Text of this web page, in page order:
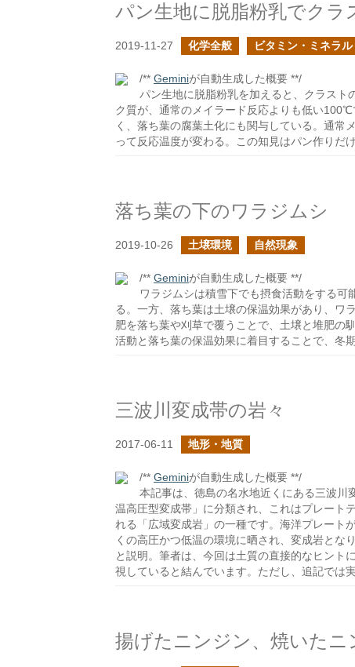
パン生地に脱脂粉乳でクラ
2019-11-27 化学全般 ビタミン・ミネラ
/** Geminiが自動生成した概要 **/
パン生地に脱脂粉乳を加えると、クラスト
ク質が、通常のメイラード反応よりも低い
く、落ち葉の腐葉土化にも関与している。通常
って反応温度が変わる。この知見はパン作りだ
落ち葉の下のワラジムシ
2019-10-26 土壌環境 自然現象
/** Geminiが自動生成した概要 **/
ワラジムシは積雪下でも摂食活動をする
る。一方、落ち葉は土壌の保温効果があり、ワ
肥を落ち葉や刈草で覆うことで、土壌と堆肥の
活動と落ち葉の保温効果に着目することで、冬
三波川変成帯の岩々
2017-06-11 地形・地質
/** Geminiが自動生成した概要 **/
本記事は、徳島の名水地近くにある三波川
温高圧型変成帯」に分類され、これはプレート
れる「広域変成岩」の一種です。海洋プレート
くの高圧かつ低温の環境に晒され、変成岩とな
と説明。筆者は、今回は土質の直接的なヒント
視していると結んでいます。ただし、追記では